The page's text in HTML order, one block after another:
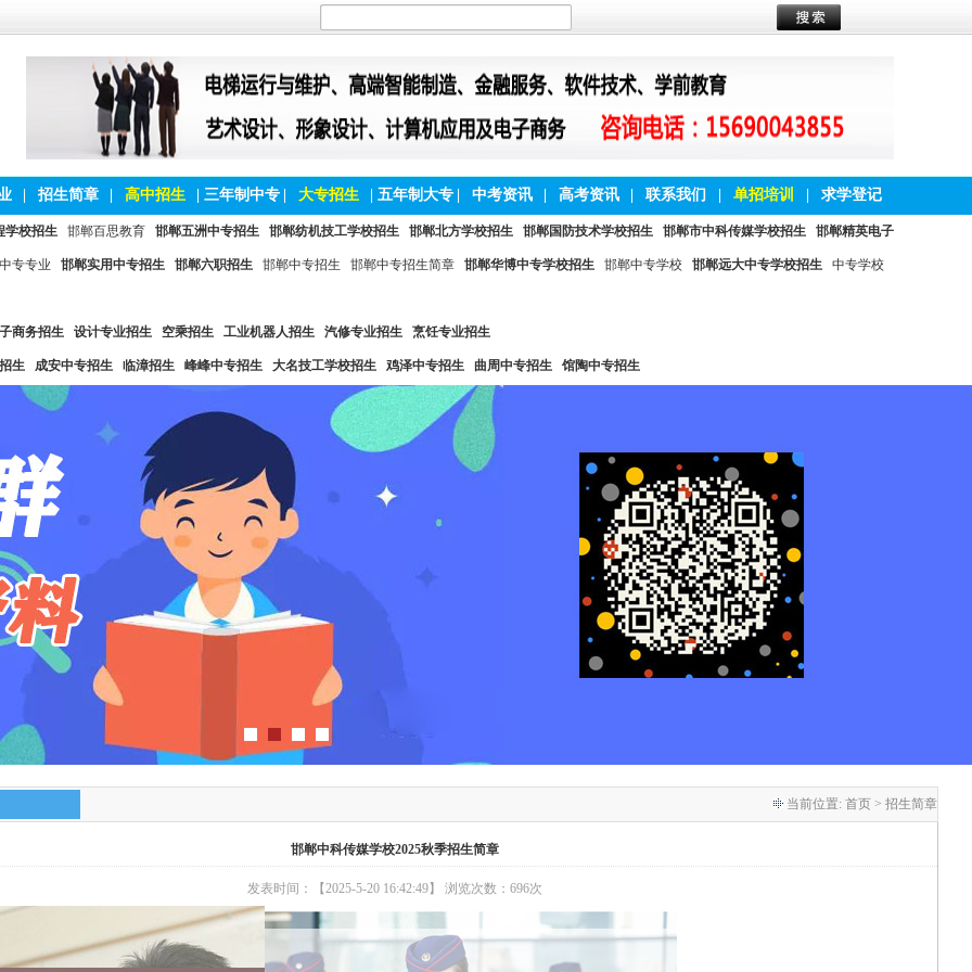
招生简章 高中招生 三年制中专 大专招生 五年制大专 中考资讯 高考资讯 联系我们 单招培训 求学登记
学校招生 邯郸百思教育 邯郸五洲中专招生 邯郸纺机技工学校招生 邯郸北方学校招生 邯郸国防技术学校招生 邯郸市中科传媒学校招生 邯郸精英电子
专专业 邯郸实用中专招生 邯郸六职招生 邯郸中专招生 邯郸中专招生简章 邯郸华博中专学校招生 邯郸中专学校 邯郸远大中专学校招生 中专学校
商务招生 设计专业招生 空乘招生 工业机器人招生 汽修专业招生 烹饪专业招生
生 成安中专招生 临漳招生 峰峰中专招生 大名技工学校招生 鸡泽中专招生 曲周中专招生 馆陶中专招生
当前位置: 首页 > 招生简章
邯郸中科传媒学校2025秋季招生简章
发表时间：【2025-5-20 16:42:49】 浏览次数：696次